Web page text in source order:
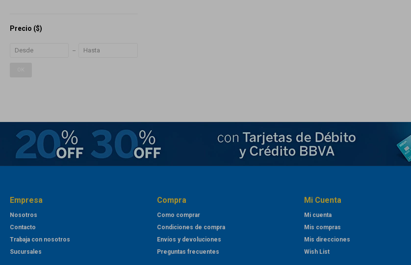
Precio ($)
Empresa
Nosotros
Contacto
Trabaja con nosotros
Sucursales
Compra
Como comprar
Condiciones de compra
Envíos y devoluciones
Preguntas frecuentes
Mi Cuenta
Mi cuenta
Mis compras
Mis direcciones
Wish List